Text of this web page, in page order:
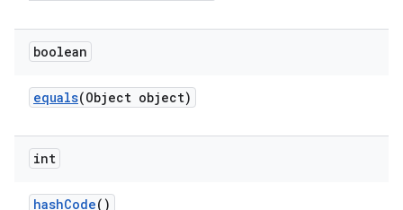
boolean
equals(Object object)
int
hashCode()